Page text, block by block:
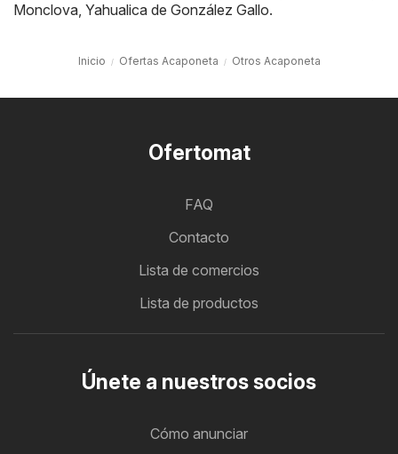
Monclova, Yahualica de González Gallo.
Inicio Ofertas Acaponeta Otros Acaponeta
Ofertomat
FAQ
Contacto
Lista de comercios
Lista de productos
Únete a nuestros socios
Cómo anunciar